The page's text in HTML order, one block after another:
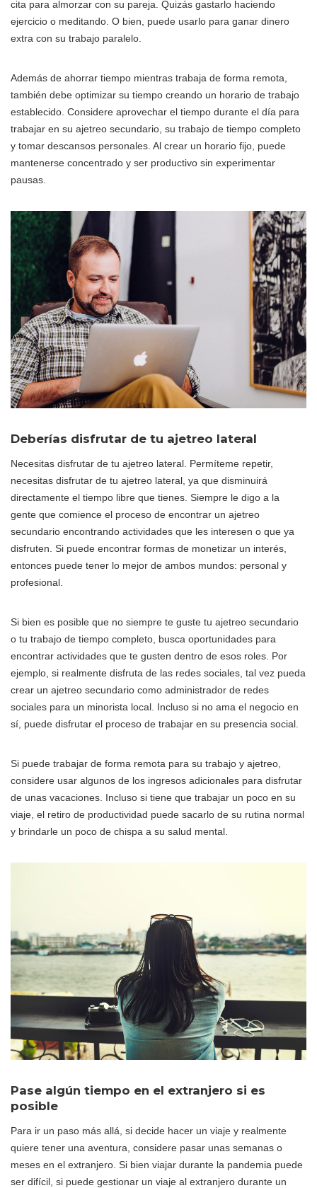
cita para almorzar con su pareja. Quizás gastarlo haciendo
ejercicio o meditando. O bien, puede usarlo para ganar dinero
extra con su trabajo paralelo.
Además de ahorrar tiempo mientras trabaja de forma remota,
también debe optimizar su tiempo creando un horario de trabajo
establecido. Considere aprovechar el tiempo durante el día para
trabajar en su ajetreo secundario, su trabajo de tiempo completo
y tomar descansos personales. Al crear un horario fijo, puede
mantenerse concentrado y ser productivo sin experimentar
pausas.
Deberías disfrutar de tu ajetreo lateral
Necesitas disfrutar de tu ajetreo lateral. Permíteme repetir,
necesitas disfrutar de tu ajetreo lateral, ya que disminuirá
directamente el tiempo libre que tienes. Siempre le digo a la
gente que comience el proceso de encontrar un ajetreo
secundario encontrando actividades que les interesen o que ya
disfruten. Si puede encontrar formas de monetizar un interés,
entonces puede tener lo mejor de ambos mundos: personal y
profesional.
Si bien es posible que no siempre te guste tu ajetreo secundario
o tu trabajo de tiempo completo, busca oportunidades para
encontrar actividades que te gusten dentro de esos roles. Por
ejemplo, si realmente disfruta de las redes sociales, tal vez pueda
crear un ajetreo secundario como administrador de redes
sociales para un minorista local. Incluso si no ama el negocio en
sí, puede disfrutar el proceso de trabajar en su presencia social.
Si puede trabajar de forma remota para su trabajo y ajetreo,
considere usar algunos de los ingresos adicionales para disfrutar
de unas vacaciones. Incluso si tiene que trabajar un poco en su
viaje, el retiro de productividad puede sacarlo de su rutina normal
y brindarle un poco de chispa a su salud mental.
Pase algún tiempo en el extranjero si es
posible
Para ir un paso más allá, si decide hacer un viaje y realmente
quiere tener una aventura, considere pasar unas semanas o
meses en el extranjero. Si bien viajar durante la pandemia puede
ser difícil, si puede gestionar un viaje al extranjero durante un